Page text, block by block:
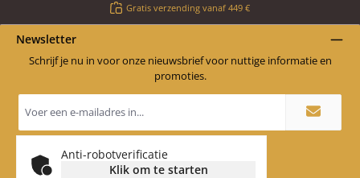
Gratis verzending vanaf 449 €
Newsletter
Schrijf je nu in voor onze nieuwsbrief voor nuttige informatie en
promoties.
mailadres
Anti-robotverificatie
Klik om te starten